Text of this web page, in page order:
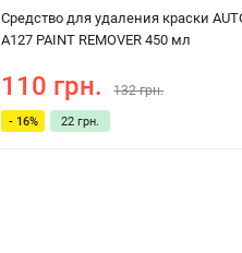
Средство для удаления краски
A127 PAINT REMOVER 450 мл
110 грн. 132 грн.
- 16% 22 грн.